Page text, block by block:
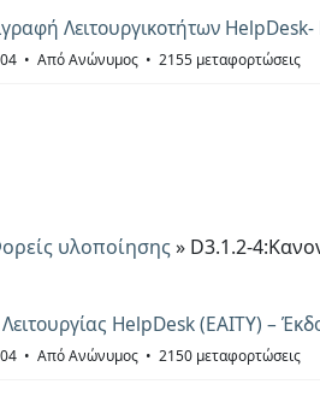
Λειτουργικοτήτων
ΑπόΑνώνυμος 2155 μεταφορτώσεις
υλοποίησης» D3.1.2-
HelpDesk (EAITY) –
ΑπόΑνώνυμος 2150 μεταφορτώσεις